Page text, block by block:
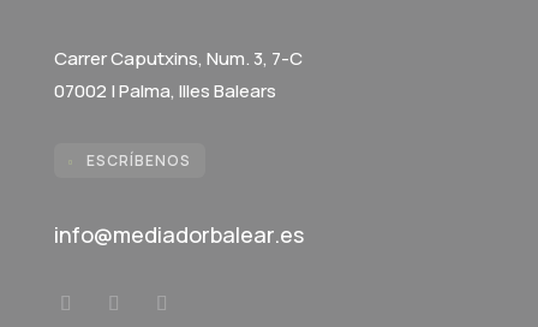
Carrer Caputxins, Num. 3, 7-C
07002 | Palma, Illes Balears
ESCRÍBENOS
info@mediadorbalear.es